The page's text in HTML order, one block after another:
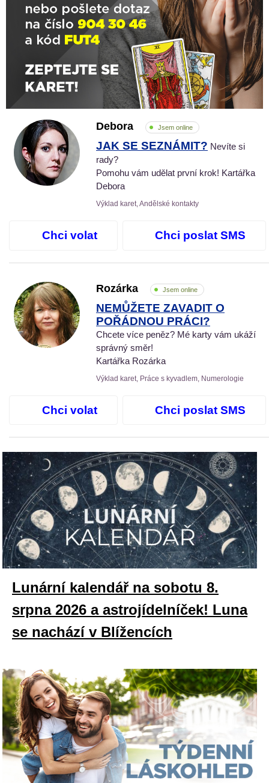
Debora Jsem online
JAK SE SEZNÁMIT? Nevíte si
rady?
Pomohu vám udělat první krok! Kartářka
Debora
Výklad karet, Andělské kontakty
Chci volat Chci poslat SMS
Rozárka Jsem online
NEMŮŽETE ZAVADIT O
POŘÁDNOU PRÁCI?
Chcete více peněz? Mé karty vám ukáží
správný směr!
Kartářka Rozárka
Výklad karet, Práce s kyvadlem, Numerologie
Chci volat Chci poslat SMS
Lunární kalendář na sobotu 8.
srpna 2026 a astrojídelníček! Luna
se nachází v Blížencích